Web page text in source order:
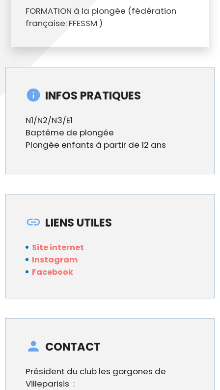
FORMATION à la plongée (fédération
française: FFESSM )
INFOS PRATIQUES
N1/N2/N3/E1
Baptême de plongée
Plongée enfants à partir de 12 ans
LIENS UTILES
Site internet
Instagram
Facebook
CONTACT
Président du club les gorgones de
Villeparisis :